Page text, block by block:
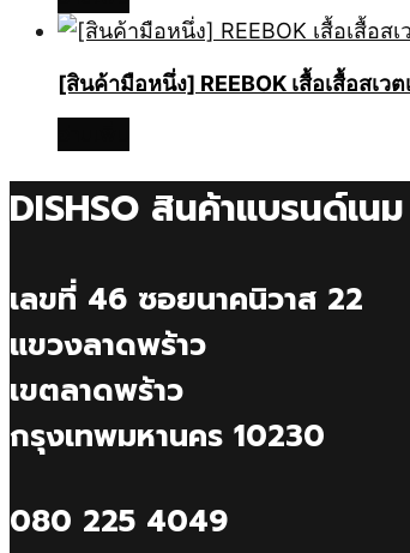
[สินค้ามือหนึ่ง] REEBOK เสื้อเสื้อสเ
DISHSO สินค้าแบรนด์เนม
เลขที่ 46 ซอยนาคนิวาส 22
แขวงลาดพร้าว
เขตลาดพร้าว
กรุงเทพมหานคร 10230
080 225 4049